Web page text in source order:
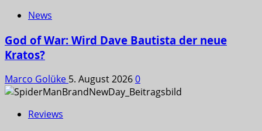
News
God of War: Wird Dave Bautista der neue
Kratos?
Marco Golüke 5. August 20260
Reviews